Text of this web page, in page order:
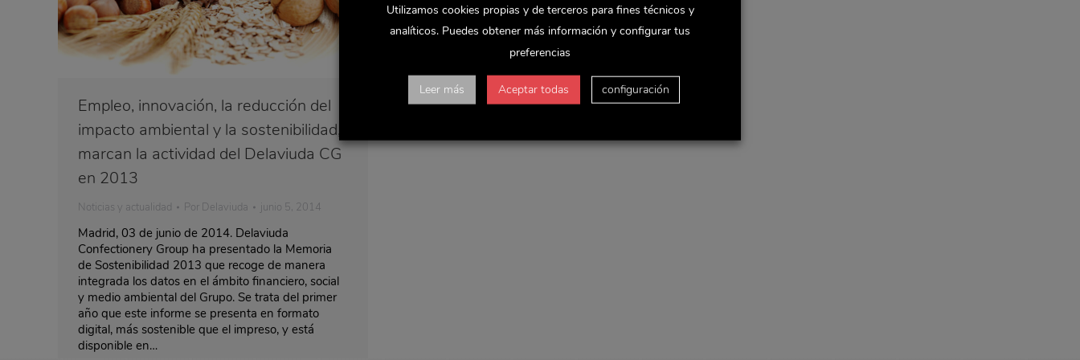
Empleo, innovación, la reducción del
impacto ambiental y la sostenibilidad,
marcan la actividad del Delaviuda CG
en 2013
Noticias y actualidad Por Delaviuda junio 5, 2014
Madrid, 03 de junio de 2014. Delaviuda
Confectionery Group ha presentado la Memoria
de Sostenibilidad 2013 que recoge de manera
integrada los datos en el ámbito financiero, social
y medio ambiental del Grupo. Se trata del primer
año que este informe se presenta en formato
digital, más sostenible que el impreso, y está
disponible en…
Utilizamos cookies propias y de terceros para fines técnicos y
analíticos. Puedes obtener más información y configurar tus
preferencias
Leer más Aceptar todas configuración